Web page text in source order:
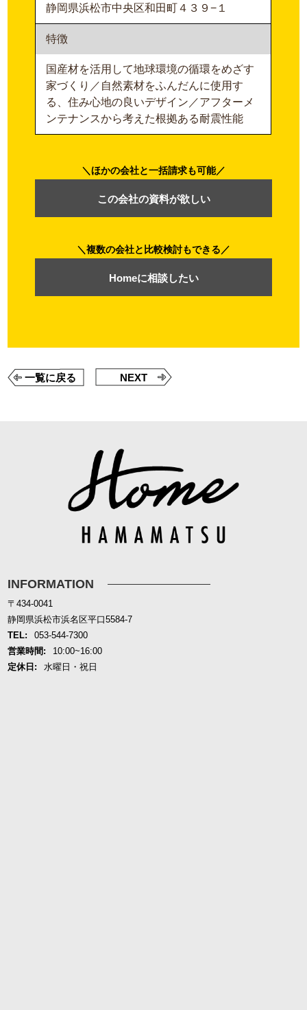
静岡県浜松市中央区和田町４３９−１
特徴
国産材を活用して地球環境の循環をめざす
家づくり／自然素材をふんだんに使用す
る、住み心地の良いデザイン／アフターメ
ンテナンスから考えた根拠ある耐震性能
複数の会社と比較検討もできる
Homeに相談したい
ほかの会社と一括請求も可能
この会社の資料が欲しい
一覧に戻る NEXT
INFORMATION
〒434-0041
静岡県浜松市浜名区平口5584-7
TEL:
053-544-7300
営業時間:
10:00~16:00
定休日:
水曜日・祝日